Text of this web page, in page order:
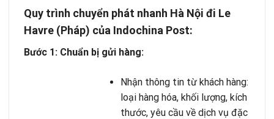
Quy trình chuyển phát nhanh Hà Nội đi Le
Havre (Pháp) của Indochina Post:
Bước 1: Chuẩn bị gửi hàng:
Nhận thông tin từ khách hàng:
loại hàng hóa, khối lượng, kích
thước, yêu cầu về dịch vụ đặc